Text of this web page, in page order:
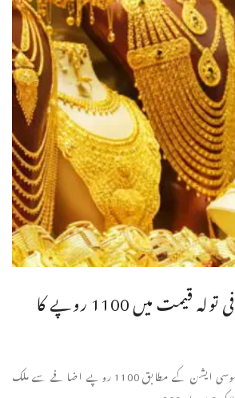
ملک میں سونے کی فی تولہ قیمت میں 1100 روپے کا
پاکستان ٹوڈے: جیولرز ایسوسی ایشن کے مطابق 1100 روپے اضافے سے ملک